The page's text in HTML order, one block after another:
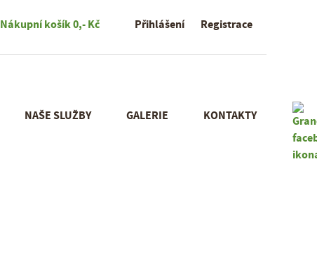
Registrace
Přihlášení
Nákupní košík0,- Kč
NAŠE SLUŽBY GALERIE KONTAKTY